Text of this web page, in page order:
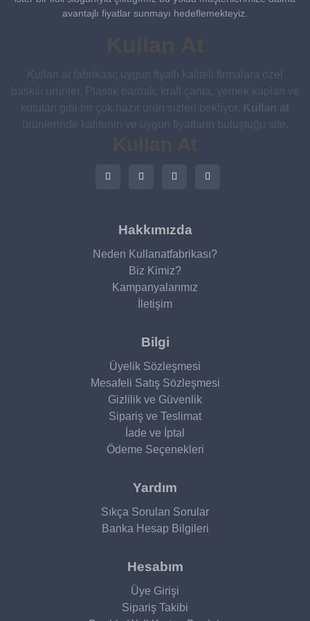
avantajlı fiyatlar sunmayı hedeflemekteyiz.
Kullan atfabrikası; uygun fiyatlı kaliteli firmalara özel
baskılı ürünler. Plastik bardak, kraft çanta, yemek kapları ve
kutuları gibi bir çok hazır ürün sizleri bekliyor. Kullan at
ürünlerinde kalitenin ve uygun fiyatların buluştuğu site.
Hakkımızda
Neden Kullanatfabrikası?
Biz Kimiz?
Kampanyalarımız
İletişim
Bilgi
Üyelik Sözleşmesi
Mesafeli Satış Sözleşmesi
Gizlilik ve Güvenlik
Sipariş ve Teslimat
İade ve İptal
Ödeme Seçenekleri
Yardım
Sıkça Sorulan Sorular
Banka Hesap Bilgileri
Hesabım
Üye Girişi
Sipariş Takibi